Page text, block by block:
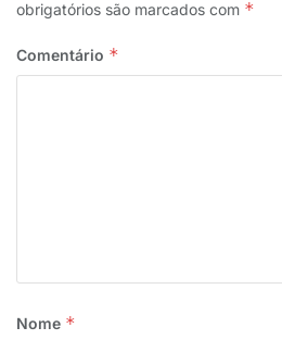
obrigatórios são marcados com *
Comentário *
Nome *